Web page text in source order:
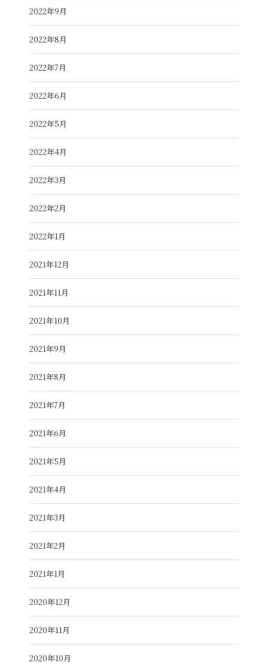
2022年9月
2022年8月
2022年7月
2022年6月
2022年5月
2022年4月
2022年3月
2022年2月
2022年1月
2021年12月
2021年11月
2021年10月
2021年9月
2021年8月
2021年7月
2021年6月
2021年5月
2021年4月
2021年3月
2021年2月
2021年1月
2020年12月
2020年11月
2020年10月